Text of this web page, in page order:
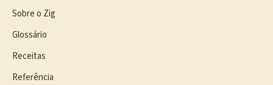
Sobre o Zig
Glossário
Receitas
Referência